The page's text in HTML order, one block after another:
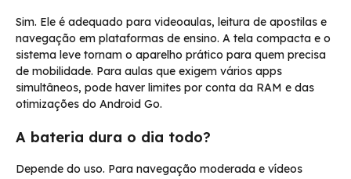
Sim. Ele é adequado para videoaulas, leitura de apostilas e
navegação em plataformas de ensino. A tela compacta e o
sistema leve tornam o aparelho prático para quem precisa
de mobilidade. Para aulas que exigem vários apps
simultâneos, pode haver limites por conta da RAM e das
otimizações do Android Go.
A bateria dura o dia todo?
Depende do uso. Para navegação moderada e vídeos